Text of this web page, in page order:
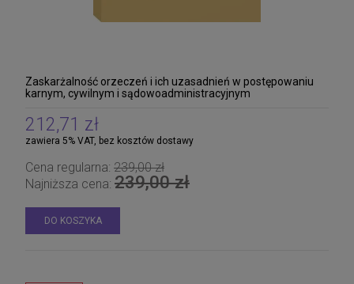
Zaskarżalność orzeczeń i ich uzasadnień w postępowaniu
karnym, cywilnym i sądowoadministracyjnym
212,71 zł
zawiera 5% VAT, bez kosztów dostawy
Cena regularna: 239,00 zł
Najniższa cena: 239,00 zł
DO KOSZYKA